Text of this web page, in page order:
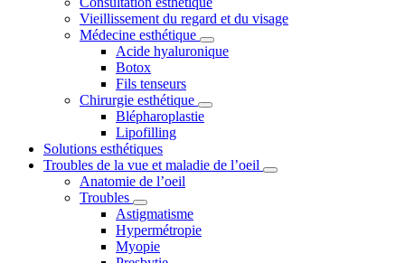
Vieillissement du regard et du visage
Médecine esthétique
Acide hyaluronique
Botox
Fils tenseurs
Chirurgie esthétique
Blépharoplastie
Lipofilling
Solutions esthétiques
Troubles de la vue et maladie de l’oeil
Anatomie de l’oeil
Troubles
Astigmatisme
Hypermétropie
Myopie